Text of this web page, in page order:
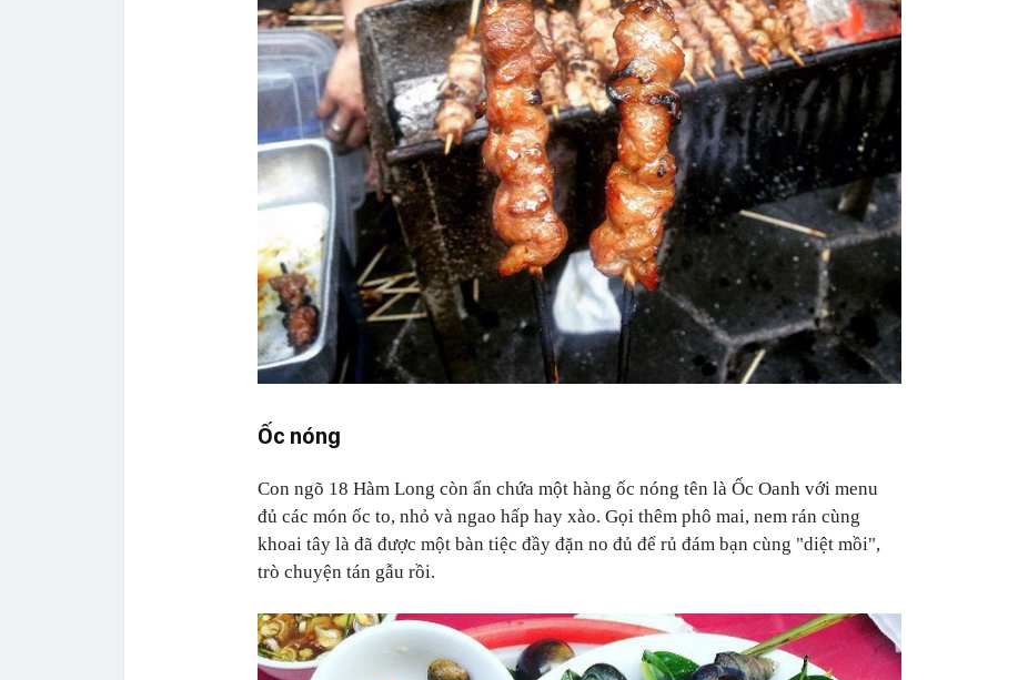
Ốc nóng
Con ngõ 18 Hàm Long còn ẩn chứa một hàng ốc nóng tên là Ốc Oanh với menu
đủ các món ốc to, nhỏ và ngao hấp hay xào. Gọi thêm phô mai, nem rán cùng
khoai tây là đã được một bàn tiệc đầy đặn no đủ để rủ đám bạn cùng "diệt mồi",
trò chuyện tán gẫu rồi.